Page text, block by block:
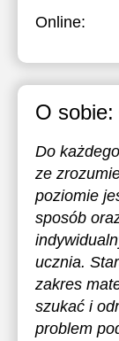
Online:
O sobie:
Do
ze
poziomie
sposób
ucznia.
zakres
szukać i
problem